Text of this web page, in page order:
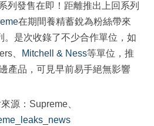
列發售在即！距離推出上回系列
在期間養精蓄銳為粉絲帶來
。是次收錄了不少合作單位，如
、 Mitchell & Ness等單位，推
產品，可見早前易手絕無影響
源：Supreme、